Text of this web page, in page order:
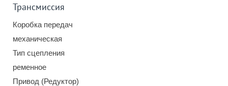
Трансмиссия
Коробка передач
механическая
Тип сцепления
ременное
Привод (Редуктор)